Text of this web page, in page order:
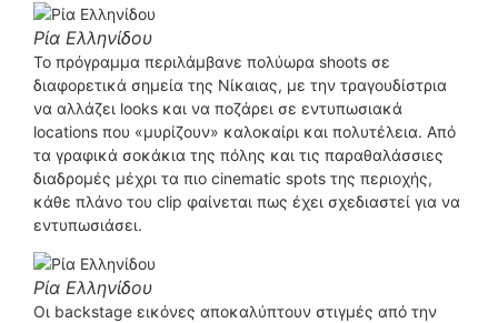
Ρία Ελληνίδου
Το πρόγραμμα περιλάμβανε πολύωρα shoots σε
διαφορετικά σημεία της Νίκαιας, με την τραγουδίστρια
να αλλάζει looks και να ποζάρει σε εντυπωσιακά
locations που «μυρίζουν» καλοκαίρι και πολυτέλεια. Από
τα γραφικά σοκάκια της πόλης και τις παραθαλάσσιες
διαδρομές μέχρι τα πιο cinematic spots της περιοχής,
κάθε πλάνο του clip φαίνεται πως έχει σχεδιαστεί για να
εντυπωσιάσει.
Ρία Ελληνίδου
Οι backstage εικόνες αποκαλύπτουν στιγμές από την